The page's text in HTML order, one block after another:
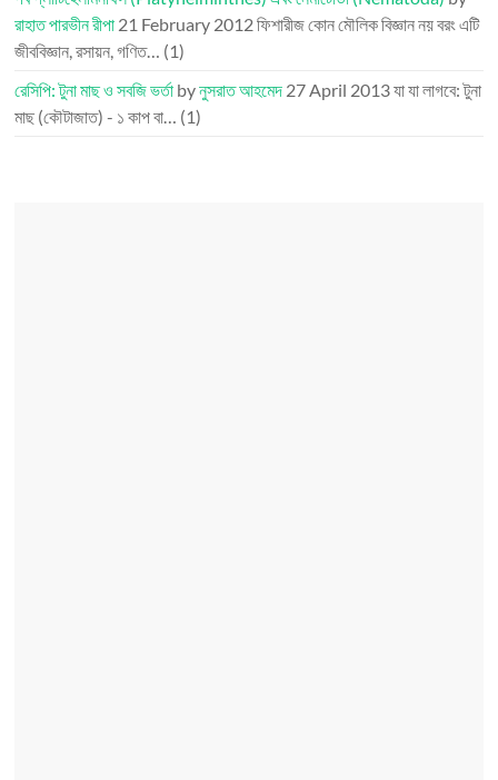
রাহাত পারভীন রীপা 21 February 2012ফিশারীজ কোন মৌলিক বিজ্ঞান নয় বরং এটি
জীববিজ্ঞান, রসায়ন, গণিত… (1)
রেসিপি: টুনা মাছ ও সবজি ভর্তা byনুসরাত আহমেদ 27 April 2013যা যা লাগবে: টুনা
মাছ (কৌটাজাত) - ১ কাপ বা… (1)